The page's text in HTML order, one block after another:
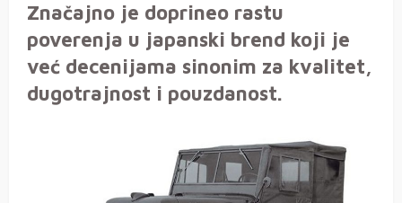
Značajno je doprineo rastu
poverenja u japanski brend koji je
već decenijama sinonim za kvalitet,
dugotrajnost i pouzdanost.